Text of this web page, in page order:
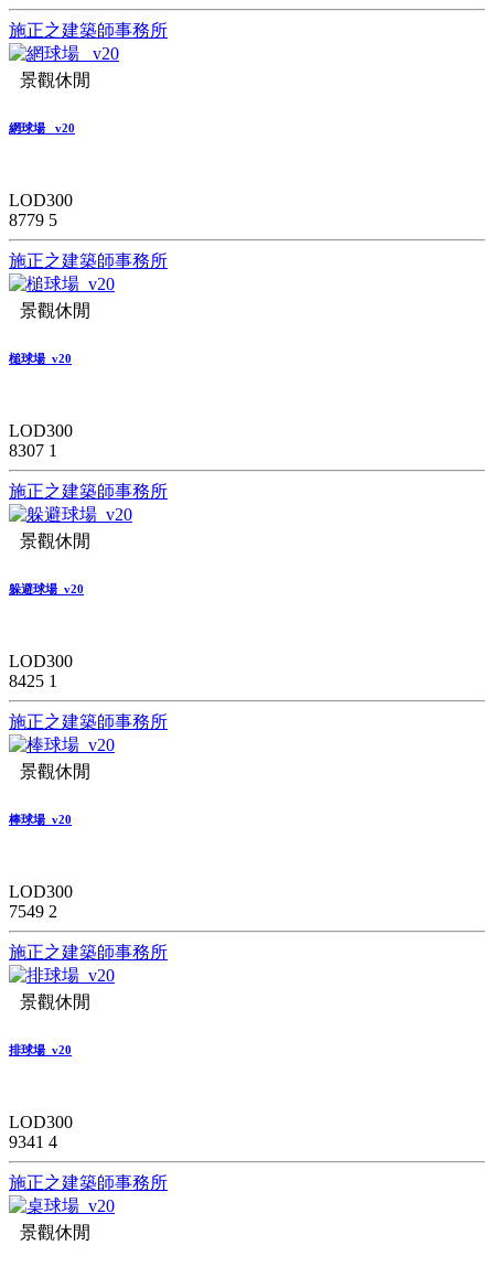
施正之建築師事務所
景觀休閒
網球場 _v20
LOD300
8779 5
施正之建築師事務所
景觀休閒
槌球場_v20
LOD300
8307 1
施正之建築師事務所
景觀休閒
躲避球場_v20
LOD300
8425 1
施正之建築師事務所
景觀休閒
棒球場_v20
LOD300
7549 2
施正之建築師事務所
景觀休閒
排球場_v20
LOD300
9341 4
施正之建築師事務所
景觀休閒